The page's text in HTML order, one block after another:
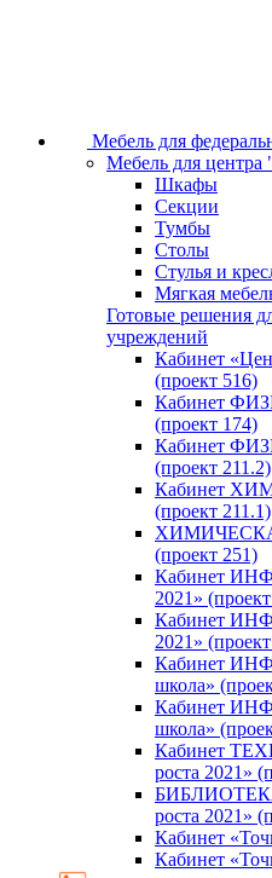
Мебель для
Мебель для центра
Шкафы
Секции
Тумбы
Столы
Стулья и
Мягкая
Готовые решения
учреждений
Кабинет
(проект 516)
Кабинет
(проект 174)
Кабинет
(проект 211.2)
Кабинет
(проект 211.1)
ХИМИЧЕСКАЯ
(проект 251)
Кабинет
2021»
Кабинет
2021»
Кабинет
школа»
Кабинет
школа»
Кабинет
роста 2021»
БИБЛИОТЕКА
роста 2021»
Кабинет
Кабинет